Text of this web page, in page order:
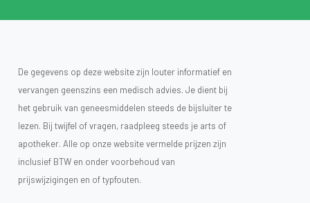
De gegevens op deze website zijn louter informatief en
vervangen geenszins een medisch advies. Je dient bij
het gebruik van geneesmiddelen steeds de bijsluiter te
lezen. Bij twijfel of vragen, raadpleeg steeds je arts of
apotheker. Alle op onze website vermelde prijzen zijn
inclusief BTW en onder voorbehoud van
prijswijzigingen en of typfouten.